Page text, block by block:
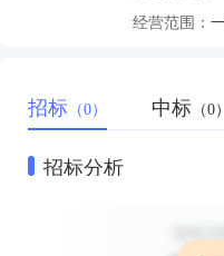
经营范围：
招标 （0） 中标 （0）
招标分析